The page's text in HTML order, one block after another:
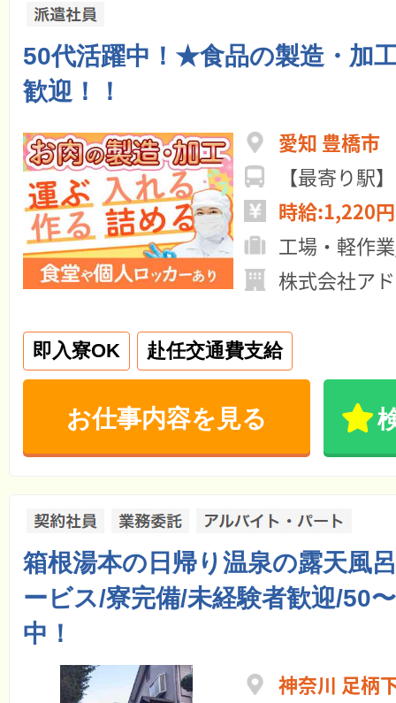
50代活躍中！★食品の製造・加
歓迎！！
愛知 豊橋市
【最寄り駅
時給:1,220
工場・軽作
株式会社ア
即入寮OK 赴任交通費支給
お仕事内容を見る
箱根湯本の日帰り温泉の露天風
ービス/寮完備/未経験者歓迎/50
中！
神奈川 足柄